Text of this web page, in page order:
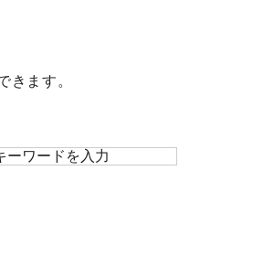
きます。